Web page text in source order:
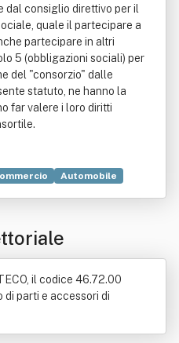
dal consiglio direttivo per il
quale il partecipare a
partecipare in altri
5 (obbligazioni sociali) per
del "consorzio" dalle
statuto, ne hanno la
far valere i loro diritti
Automobile
il codice 46.72.00
di parti e accessori di